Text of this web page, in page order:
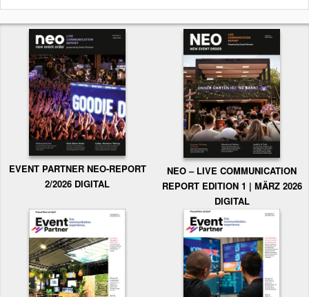
EVENT PARTNER NEO-REPORT
2/2026 DIGITAL
NEO – LIVE COMMUNICATION
REPORT EDITION 1 | MÄRZ 2026
DIGITAL